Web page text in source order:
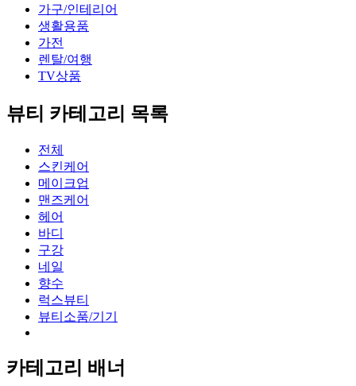
가구/인테리어
생활용품
가전
렌탈/여행
TV상품
뷰티 카테고리 목록
전체
스킨케어
메이크업
맨즈케어
헤어
바디
구강
네일
향수
럭스뷰티
뷰티소품/기기
카테고리 배너